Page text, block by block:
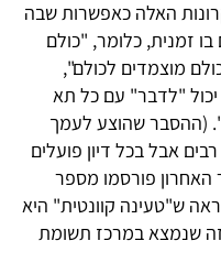
האלה כאפשרות שבה
זמנית, כלומר, "כולם
מוצמדים לכולם",
"לדבר" עם כל תא
(ההסבר שהוצע לעמך
אבל בכל דיון פועלים
פורסמו מספר
ש"טעינה קוונטית" היא
שנמצא במרכז תשומת